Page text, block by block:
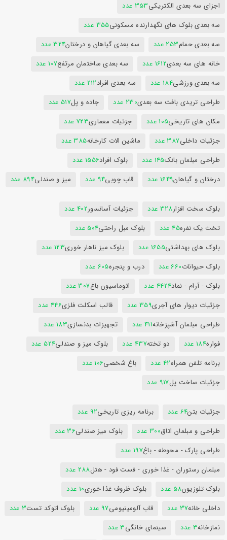
اجزای سه بعدی الکتریکی353 عدد
سه بعدی بلوک های نگهدارنده مسکونی355 عدد
سه بعدی حمام253 عدد سه بعدی گیاهان و درختان324 عدد
خانه های سه بعدی1612 عدد سه بعدی ساختمان مرتفع107 عدد
سه بعدی ورزشی184 عدد سه بعدی افراد212 عدد
طراحی تریدی بافت سه بعدی230 عدد جاده و پل517 عدد
مکان های تاریخی105 عدد جزئیات معماری723 عدد
جزئیات داخلی387 عدد ماشین الات کارخانه385 عدد
طراحی مبلمان بانک145 عدد بلوک افراد1556 عدد
درختان و گیاهان1649 عدد قاب چوبی94 عدد میز و صندلی894 عدد
بلوک سخت افزار328 عدد جزئیات آسانسور402 عدد
تخت یک نفره45 عدد بلوک مبل راحتی504 عدد
بلوک های بهداشتی1655 عدد بلوک میز ناهار خوری123 عدد
بلوک حیوانات660 عدد درب و پنجره605 عدد
بلوک - آرام - نماد4424 عدد اتوماسیون باغ307 عدد
جزئیات دیوار های آجری359 عدد قالب اسکلت فلزی446 عدد
طراحی مبلمان آشپزخانه411 عدد تجهیزات بدنسازی183 عدد
فواره184 عدد دو تخته437 عدد بلوک میز و صندلی524 عدد
برنامه تلفن همراه42 عدد باغ شخصی106 عدد
جزئیات ساخت پل917 عدد
جزئیات بتن64 عدد برنامه ریزی تاریخی92 عدد
طراحی و مبلمان اتاق300 عدد بلوک میز صندلی36 عدد
طراحی پارک - محوطه - باغ197 عدد
مبلمان رستوران - غذا خوری - فست فود - هتل288 عدد
بلوک تلوزیون58 عدد بلوک ظروف غذا خوری10 عدد
داخلی خانه37 عدد قاب آلومینیومی97 عدد بلوک اتوکد تست3 عدد
نمازخانه3 عدد سینمای خانگی3 عدد